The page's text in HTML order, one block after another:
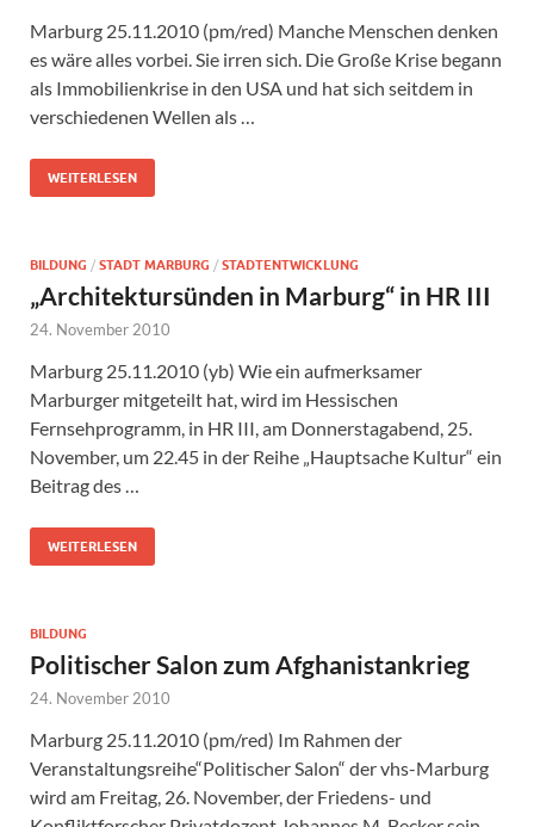
Marburg 25.11.2010 (pm/red) Manche Menschen denken
es wäre alles vorbei. Sie irren sich. Die Große Krise begann
als Immobilienkrise in den USA und hat sich seitdem in
verschiedenen Wellen als …
WEITERLESEN
BILDUNG / STADT MARBURG / STADTENTWICKLUNG
„Architektursünden in Marburg“ in HR III
24. November 2010
Marburg 25.11.2010 (yb) Wie ein aufmerksamer
Marburger mitgeteilt hat, wird im Hessischen
Fernsehprogramm, in HR III, am Donnerstagabend, 25.
November, um 22.45 in der Reihe „Hauptsache Kultur“ ein
Beitrag des …
WEITERLESEN
BILDUNG
Politischer Salon zum Afghanistankrieg
24. November 2010
Marburg 25.11.2010 (pm/red) Im Rahmen der
Veranstaltungsreihe“Politischer Salon“ der vhs-Marburg
wird am Freitag, 26. November, der Friedens- und